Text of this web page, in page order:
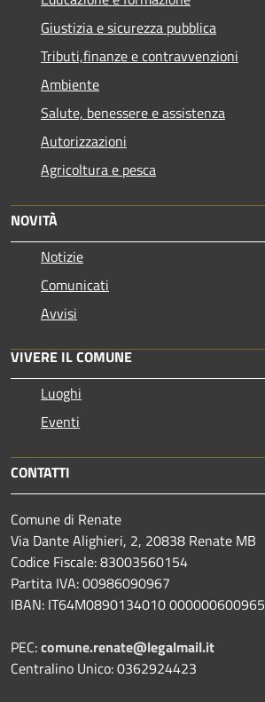
Giustizia e sicurezza pubblica
Tributi,finanze e contravvenzioni
Ambiente
Salute, benessere e assistenza
Autorizzazioni
Agricoltura e pesca
NOVITÀ
Notizie
Comunicati
Avvisi
VIVERE IL COMUNE
Luoghi
Eventi
CONTATTI
Comune di Renate
Via Dante Alighieri, 2, 20838 Renate MB
Codice Fiscale: 83003560154
Partita IVA: 00986090967
IBAN: IT64M0890134010 000000600965
PEC:comune.renate@legalmail.it
Centralino Unico: 0362924423